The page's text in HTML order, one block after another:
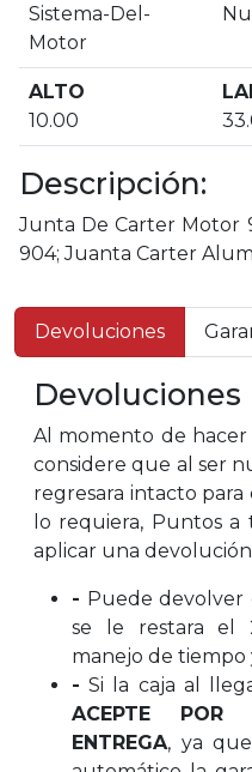
Sistema-Del-
Motor
ALTO
10.00
Descripción:
Junta De Carter Motor
904; Juanta Carter
Devoluciones
Devoluciones
Al momento de
considere que al ser
regresara intacto
lo requiera, Puntos a
aplicar una
- Puede devolver
se le restara el
manejo de tiempo
- Si la caja al
ACEPTE POR
ENTREGA, ya